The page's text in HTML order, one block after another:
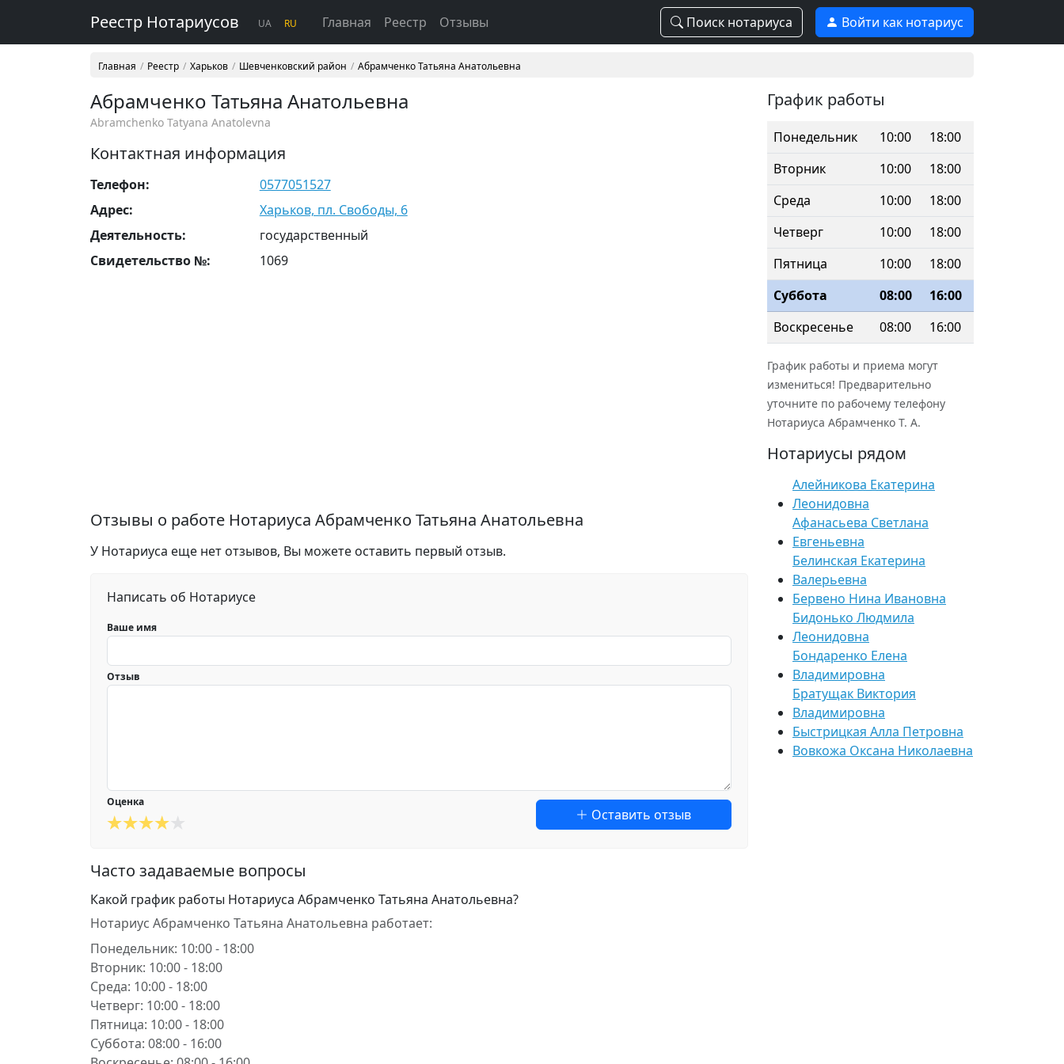
Реестр Нотариусов UA RU Главная Реестр Отзывы Поиск нотариуса Войти как нотариус
Главная Реестр Харьков Шевченковский район Абрамченко Татьяна Анатольевна
Абрамченко Татьяна Анатольевна
Abramchenko Tatyana Anatolevna
Контактная информация
Телефон:
0577051527
Адрес:
Харьков, пл. Свободы, 6
Деятельность:
государственный
Свидетельство №:
1069
Отзывы о работе Нотариуса Абрамченко Татьяна Анатольевна
У Нотариуса еще нет отзывов, Вы можете оставить первый отзыв.
Написать об Нотариусе
Ваше имя
Отзыв
Оценка
Оставить отзыв
Часто задаваемые вопросы
Какой график работы Нотариуса Абрамченко Татьяна Анатольевна?
Нотариус Абрамченко Татьяна Анатольевна работает:
Понедельник: 10:00 - 18:00
Вторник: 10:00 - 18:00
Среда: 10:00 - 18:00
Четверг: 10:00 - 18:00
Пятница: 10:00 - 18:00
Суббота: 08:00 - 16:00
График работы
Понедельник 10:00
18:00
Вторник
10:00
18:00
Среда
10:00
18:00
Четверг
10:00
18:00
Пятница
10:00
18:00
Суббота
08:00
16:00
Воскресенье
08:00 16:00
График работы и приема могут
измениться! Предварительно
уточните по рабочему телефону
Нотариуса Абрамченко Т. А.
Нотариусы рядом
Алейникова Екатерина
Леонидовна
Афанасьева Светлана
Евгеньевна
Белинская Екатерина
Валерьевна
Бервено Нина Ивановна
Бидонько Людмила
Леонидовна
Бондаренко Елена
Владимировна
Братущак Виктория
Владимировна
Быстрицкая Алла Петровна
Вовкожа Оксана Николаевна